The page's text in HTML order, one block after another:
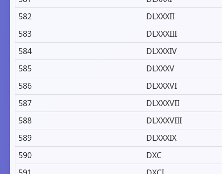
582
DLXXXII
583
DLXXXIII
584
DLXXXIV
585
DLXXXV
586
DLXXXVI
587
DLXXXVII
588
DLXXXVIII
589
DLXXXIX
590
DXC